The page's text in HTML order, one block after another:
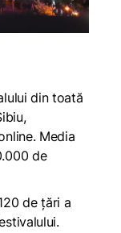
din toată
Media
de
de țări a